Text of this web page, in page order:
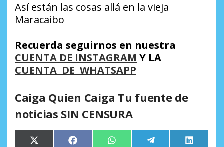
Así están las cosas allá en la vieja
Maracaibo
Recuerda seguirnos en nuestra
CUENTA DE INSTAGRAM Y LA
CUENTA DE WHATSAPP
Caiga Quien Caiga Tu fuente de
noticias SIN CENSURA
Compartir
X Compartir
Facebook Compartir
WhatsApp Compartir
Telegram LinkedIn